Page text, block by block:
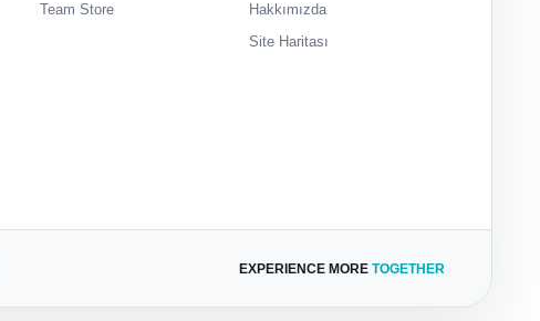
Team Store
Hakkımızda
Site Haritası
EXPERIENCE MORE TOGETHER